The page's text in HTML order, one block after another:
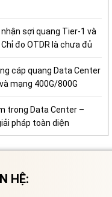
sợi quang Tier-1 và
đo OTDR là chưa đủ
cáp quang Data Center
mạng 400G/800G
trong Data Center –
pháp toàn diện
HỆ: